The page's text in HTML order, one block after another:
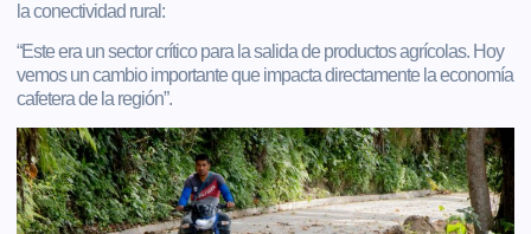
la conectividad rural:
“Este era un sector crítico para la salida de productos agrícolas. Hoy
vemos un cambio importante que impacta directamente la economía
cafetera de la región”.